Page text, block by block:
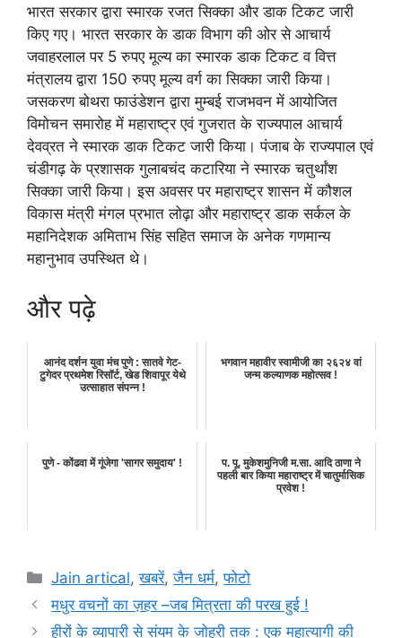
भारत सरकार द्वारा स्मारक रजत सिक्का और डाक टिकट जारी
किए गए। भारत सरकार के डाक विभाग की ओर से आचार्य
जवाहरलाल पर 5 रुपए मूल्य का स्मारक डाक टिकट व वित्त
मंत्रालय द्वारा 150 रुपए मूल्य वर्ग का सिक्का जारी किया।
जसकरण बोथरा फाउंडेशन द्वारा मुम्बई राजभवन में आयोजित
विमोचन समारोह में महाराष्ट्र एवं गुजरात के राज्यपाल आचार्य
देवव्रत ने स्मारक डाक टिकट जारी किया। पंजाब के राज्यपाल एवं
चंडीगढ़ के प्रशासक गुलाबचंद कटारिया ने स्मारक चतुर्थांश
सिक्का जारी किया। इस अवसर पर महाराष्ट्र शासन में कौशल
विकास मंत्री मंगल प्रभात लोढ़ा और महाराष्ट्र डाक सर्कल के
महानिदेशक अमिताभ सिंह सहित समाज के अनेक गणमान्य
महानुभाव उपस्थित थे।
और पढ़े
आनंद दर्शन युवा मंच पुणे : सातवे गेट-
टुगेदर प्रथमेश रिसॉर्ट, खेड शिवापूर येथे
उत्साहात संपन्न !
भगवान महावीर स्वामीजी का २६२४ वां
जन्म कल्याणक महोत्सव !
पुणे - कोंढवा में गूंजेगा 'सागर समुदाय' !
प. पू. मुकेशमुनिजी म.सा. आदि ठाणा ने
पहली बार किया महाराष्ट्र में चातुर्मासिक
प्रवेश !
Categories
Jain artical,खबरें,जैन धर्म,फोटो
मधुर वचनों का ज़हर –जब मित्रता की परख हुई !
हीरों के व्यापारी से संयम के जोहरी तक : एक महात्यागी की